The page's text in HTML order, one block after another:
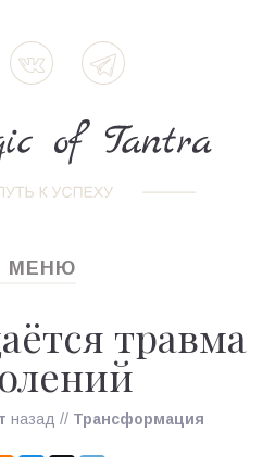
МЕНЮ
травма
назад // Трансформация